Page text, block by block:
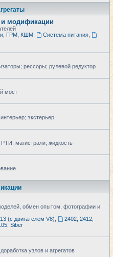
и модификации
ГРМ, КШМ, Система питания,
рессоры; рулевой редуктор
мост
экстерьер
магистрали; жидкость
обмен опытом, фотографии и
(с двигателем V8)
2402, 2412,
Siber
узлов и агрегатов